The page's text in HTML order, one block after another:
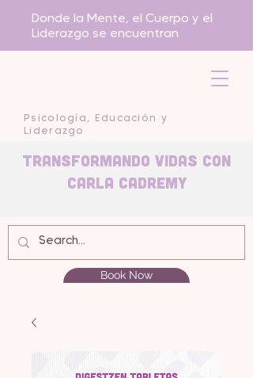
Psicología, Educación y
Liderazgo
Donde la Mente, el Cuerpo y el
Liderazgo se encuentran
Transformando Vidas con
carla Cadremy
Book Now